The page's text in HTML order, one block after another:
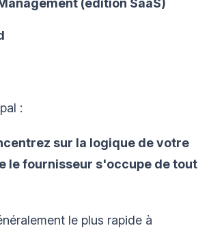
(édition SaaS)
:
sur la logique de votre
le fournisseur s'occupe de tout
le plus rapide à